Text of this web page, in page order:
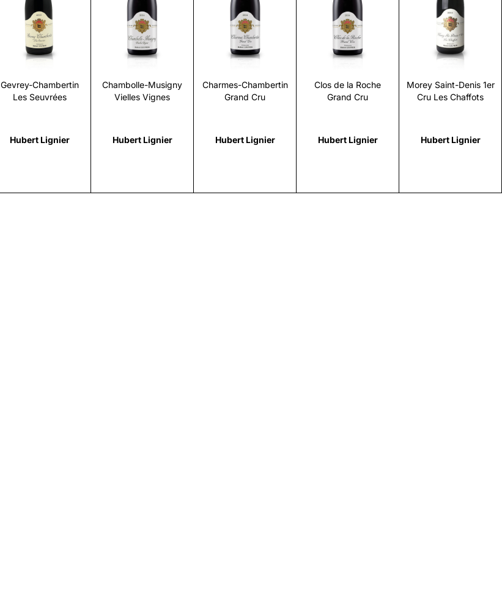
Gevrey-Chambertin
Les Seuvrées
Hubert Lignier
Scopri
Chambolle-Musigny
Vielles Vignes
Hubert Lignier
Scopri
Charmes-Chambertin
Grand Cru
Hubert Lignier
Scopri
Clos de la Roche
Grand Cru
Hubert Lignier
Scopri
Morey Saint-Denis 1er
Cru Les Chaffots
Hubert Lignier
Scopri